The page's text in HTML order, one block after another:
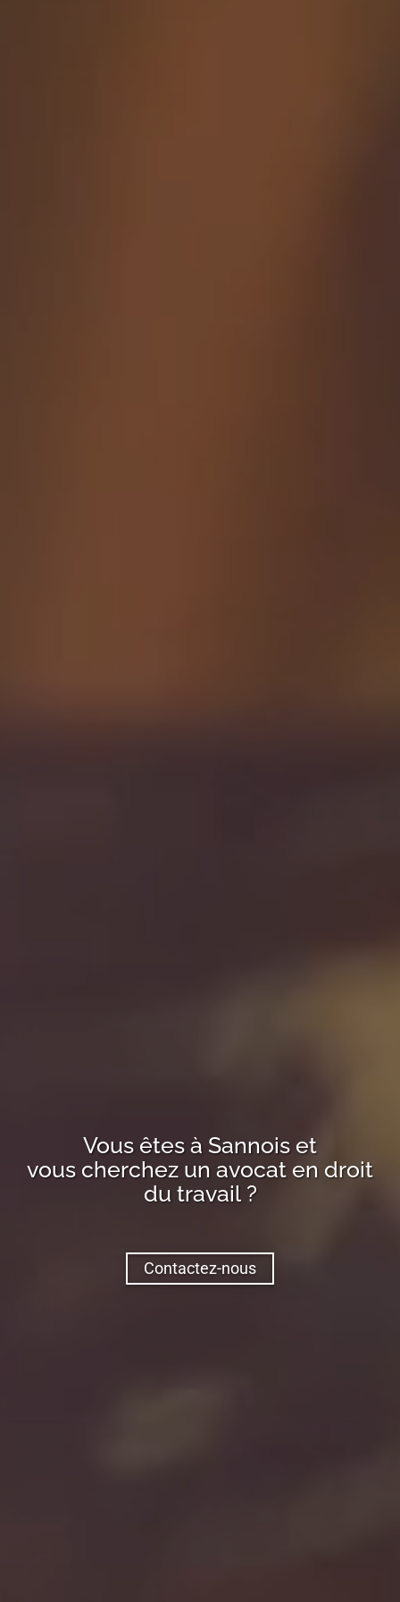
Vous êtes à Sannois et
vous cherchez un avocat en droit
du travail ?
Contactez-nous